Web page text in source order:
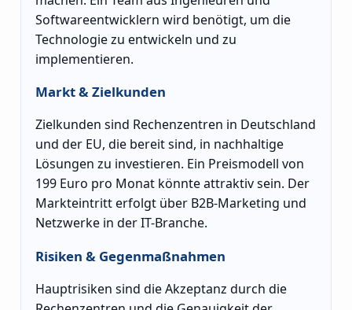
Softwareentwicklern wird benötigt, um die
Technologie zu entwickeln und zu
implementieren.
Markt & Zielkunden
Zielkunden sind Rechenzentren in Deutschland
und der EU, die bereit sind, in nachhaltige
Lösungen zu investieren. Ein Preismodell von
199 Euro pro Monat könnte attraktiv sein. Der
Markteintritt erfolgt über B2B-Marketing und
Netzwerke in der IT-Branche.
Risiken & Gegenmaßnahmen
Hauptrisiken sind die Akzeptanz durch die